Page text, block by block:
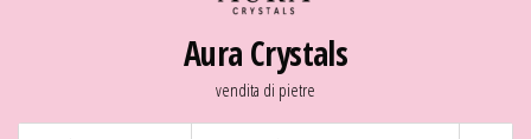
Aura Crystals
vendita di pietre